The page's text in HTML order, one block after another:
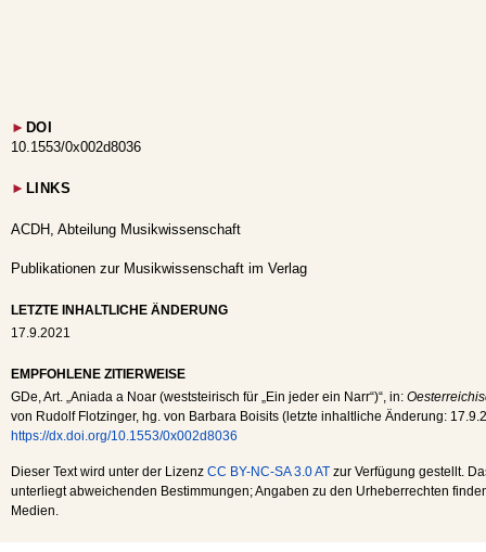
► DOI
10.1553/0x002d8036
► LINKS
ACDH, Abteilung Musikwissenschaft
Publikationen zur Musikwissenschaft im Verlag
LETZTE INHALTLICHE ÄNDERUNG
17.9.2021
EMPFOHLENE ZITIERWEISE
GDe , Art. „Aniada a Noar (weststeirisch für „Ein jeder ein Narr“)“, in:
von Rudolf Flotzinger, hg. von Barbara Boisits (letzte inhaltliche Änderung:
https://dx.doi.org/10.1553/0x002d8036
Dieser Text wird unter der Lizenz CC BY-NC-SA 3.0 AT zur Verfügung gestellt.
unterliegt abweichenden Bestimmungen; Angaben zu den Urheberrechten
Medien.